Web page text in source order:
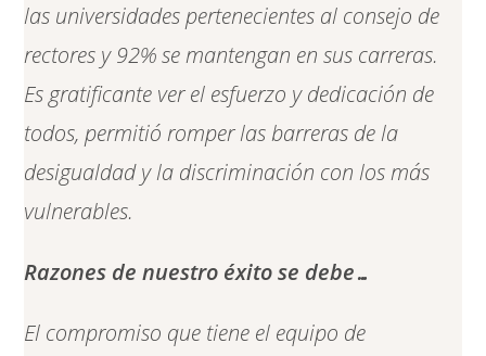
las universidades pertenecientes al consejo de
rectores y 92% se mantengan en sus carreras.
Es gratificante ver el esfuerzo y dedicación de
todos, permitió romper las barreras de la
desigualdad y la discriminación con los más
vulnerables.
Razones de nuestro éxito se debe…
El compromiso que tiene el equipo de